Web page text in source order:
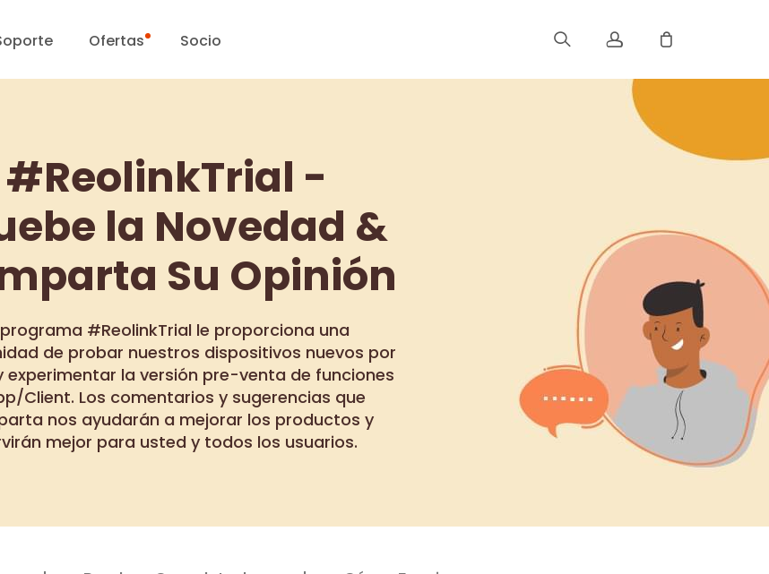
de Descarga
Blog
Ofertas
Día Reolink
Socio
Registrar
#ReolinkTrial -
la Novedad &
Su Opinión
programa #ReolinkTrial le proporciona una
de probar nuestros dispositivos nuevos por
experimentar la versión pre-venta de funciones
Client. Los comentarios y sugerencias que
nos ayudarán a mejorar los productos y
mejor para usted y todos los usuarios.